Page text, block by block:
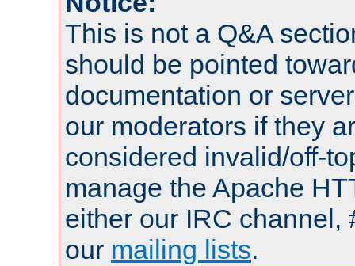
This is not a Q&A
should be pointed
documentation or
our moderators if they
considered invalid/off-
manage the Apache
either our IRC channel,
our mailing lists.